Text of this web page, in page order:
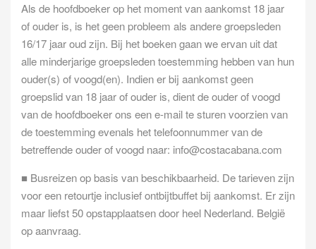
Als de hoofdboeker op het moment van aankomst 18 jaar
of ouder is, is het geen probleem als andere groepsleden
16/17 jaar oud zijn. Bij het boeken gaan we ervan uit dat
alle minderjarige groepsleden toestemming hebben van hun
ouder(s) of voogd(en). Indien er bij aankomst geen
groepslid van 18 jaar of ouder is, dient de ouder of voogd
van de hoofdboeker ons een e-mail te sturen voorzien van
de toestemming evenals het telefoonnummer van de
betreffende ouder of voogd naar: info@costacabana.com
■ Busreizen op basis van beschikbaarheid. De tarieven zijn
voor een retourtje inclusief ontbijtbuffet bij aankomst. Er zijn
maar liefst 50 opstapplaatsen door heel Nederland. België
op aanvraag.